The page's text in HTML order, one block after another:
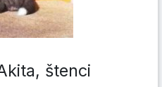
štenci